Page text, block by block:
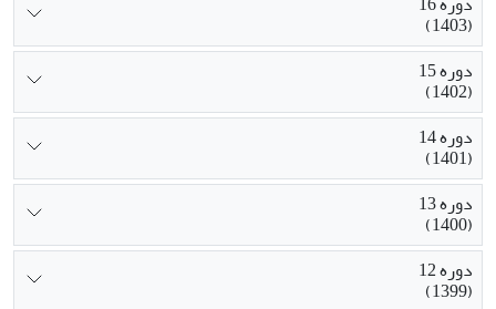
(1403)
دوره 15
(1402)
دوره 14
(1401)
دوره 13
(1400)
دوره 12
(1399)